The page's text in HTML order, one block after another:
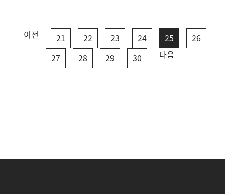
이전 21 22 23 24 25
26
27
28 29 30 다음